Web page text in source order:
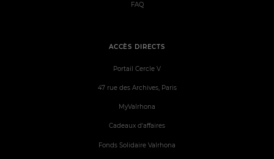
ACCÈS DIRECTS
Portail Cercle V
47 rue des Archives, Paris
MyValrhona
Cadeaux d'affaires
Fonds Solidaire Valrhona
FAQ